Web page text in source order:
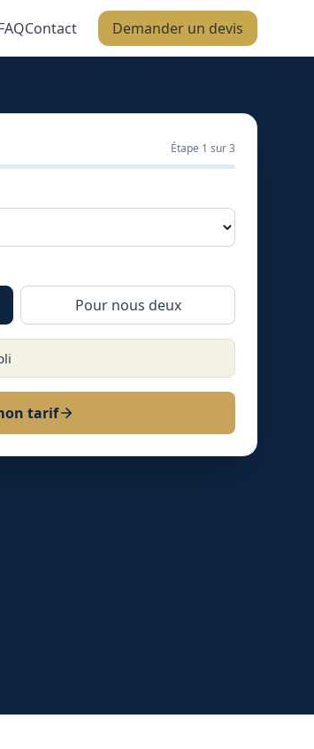
Contact Demander un devis
Étape 1 sur 3
Pour nous deux
tarif